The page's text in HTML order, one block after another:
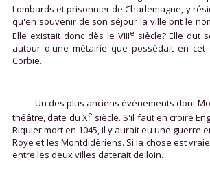
Lombards et prisonnier de Charlemagne, y
qu'en souvenir de son séjour la ville prit le
Elle existait donc dès le VIIIe siècle? Elle dut
autour d'une métairie que possédait en cet
Corbie.
Un des plus anciens événements dont
théâtre, date du Xe siècle. S'il faut en croire
Riquier mort en 1045, il y aurait eu une guerre
Roye et les Montdidériens. Si la chose est
entre les deux villes daterait de loin.